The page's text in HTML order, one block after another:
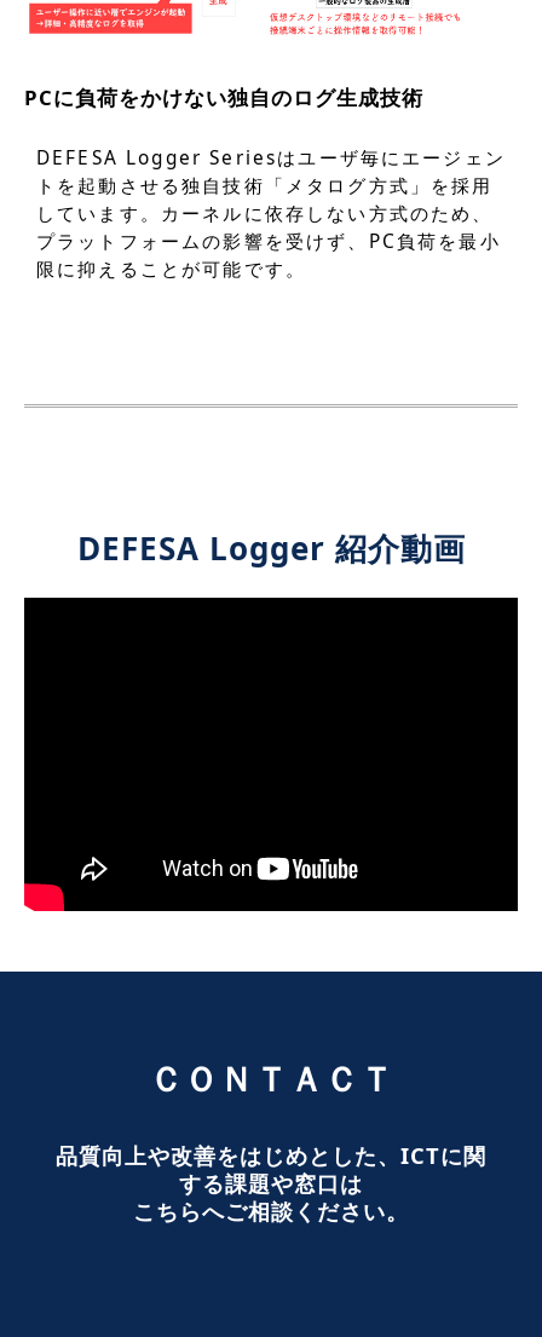
PCに負荷をかけない独自のログ生成技術
DEFESA Logger Seriesはユーザ毎にエージェン
トを起動させる独自技術「メタログ方式」を採用
しています。カーネルに依存しない方式のため、
プラットフォームの影響を受けず、PC負荷を最小
限に抑えることが可能です。
DEFESA Logger 紹介動画
ＣＯＮＴＡＣＴ
品質向上や改善をはじめとした、ICTに関
する課題や窓口は
こちらへご相談ください。